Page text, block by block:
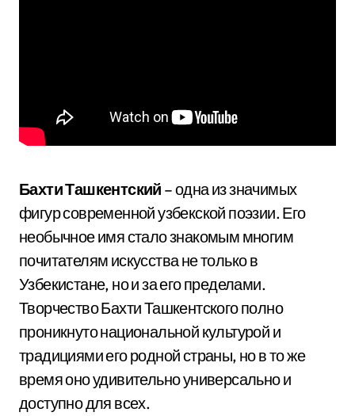
Бахти Ташкентский – одна из значимых
фигур современной узбекской поэзии. Его
необычное имя стало знакомым многим
почитателям искусства не только в
Узбекистане, но и за его пределами.
Творчество Бахти Ташкентского полно
проникнуто национальной культурой и
традициями его родной страны, но в то же
время оно удивительно универсально и
доступно для всех.